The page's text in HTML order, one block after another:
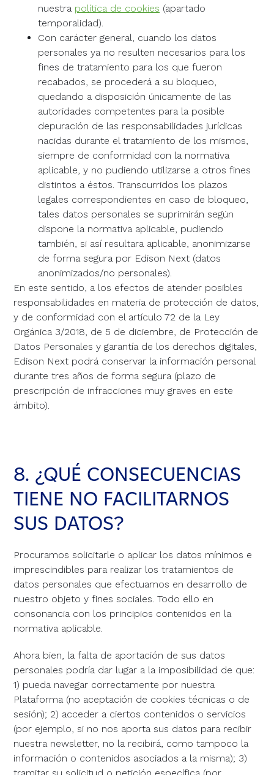
nuestra política de cookies (apartado
temporalidad).
Con carácter general, cuando los datos
personales ya no resulten necesarios para los
fines de tratamiento para los que fueron
recabados, se procederá a su bloqueo,
quedando a disposición únicamente de las
autoridades competentes para la posible
depuración de las responsabilidades jurídicas
nacidas durante el tratamiento de los mismos,
siempre de conformidad con la normativa
aplicable, y no pudiendo utilizarse a otros fines
distintos a éstos. Transcurridos los plazos
legales correspondientes en caso de bloqueo,
tales datos personales se suprimirán según
dispone la normativa aplicable, pudiendo
también, si así resultara aplicable, anonimizarse
de forma segura por Edison Next (datos
anonimizados/no personales).
En este sentido, a los efectos de atender posibles
responsabilidades en materia de protección de datos,
y de conformidad con el artículo 72 de la Ley
Orgánica 3/2018, de 5 de diciembre, de Protección de
Datos Personales y garantía de los derechos digitales,
Edison Next podrá conservar la información personal
durante tres años de forma segura (plazo de
prescripción de infracciones muy graves en este
ámbito).
8. ¿QUÉ CONSECUENCIAS
TIENE NO FACILITARNOS
SUS DATOS?
Procuramos solicitarle o aplicar los datos mínimos e
imprescindibles para realizar los tratamientos de
datos personales que efectuamos en desarrollo de
nuestro objeto y fines sociales. Todo ello en
consonancia con los principios contenidos en la
normativa aplicable.
Ahora bien, la falta de aportación de sus datos
personales podría dar lugar a la imposibilidad de que:
1) pueda navegar correctamente por nuestra
Plataforma (no aceptación de cookies técnicas o de
sesión); 2) acceder a ciertos contenidos o servicios
(por ejemplo, si no nos aporta sus datos para recibir
nuestra newsletter, no la recibirá, como tampoco la
información o contenidos asociados a la misma); 3)